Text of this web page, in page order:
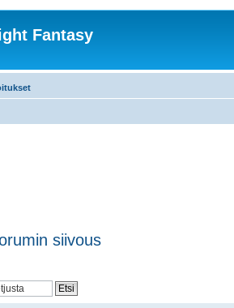
Fantasy
siivous